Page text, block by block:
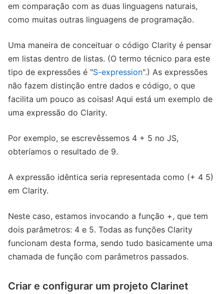
em comparação com as duas linguagens naturais,
como muitas outras linguagens de programação.
Uma maneira de conceituar o código Clarity é pensar
em listas dentro de listas. (O termo técnico para este
tipo de expressões é "S-expression".) As expressões
não fazem distinção entre dados e código, o que
facilita um pouco as coisas! Aqui está um exemplo de
uma expressão do Clarity.
Por exemplo, se escrevêssemos 4 + 5 no JS,
obteríamos o resultado de 9.
A expressão idêntica seria representada como (+ 4 5)
em Clarity.
Neste caso, estamos invocando a função +, que tem
dois parâmetros: 4 e 5. Todas as funções Clarity
funcionam desta forma, sendo tudo basicamente uma
chamada de função com parâmetros passados.
Criar e configurar um projeto Clarinet